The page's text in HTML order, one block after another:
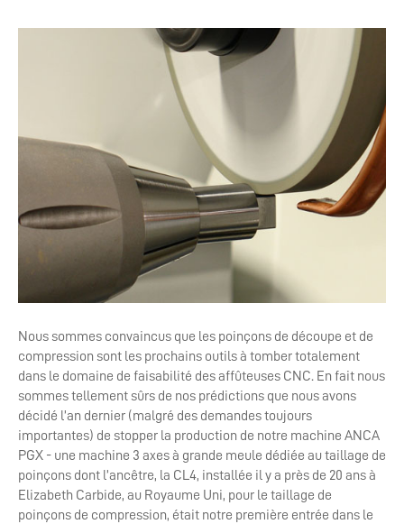
Nous sommes convaincus que les poinçons de découpe et de
compression sont les prochains outils à tomber totalement
dans le domaine de faisabilité des affûteuses CNC. En fait nous
sommes tellement sûrs de nos prédictions que nous avons
décidé l’an dernier (malgré des demandes toujours
importantes) de stopper la production de notre machine ANCA
PGX - une machine 3 axes à grande meule dédiée au taillage de
poinçons dont l’ancêtre, la CL4, installée il y a près de 20 ans à
Elizabeth Carbide, au Royaume Uni, pour le taillage de
poinçons de compression, était notre première entrée dans le